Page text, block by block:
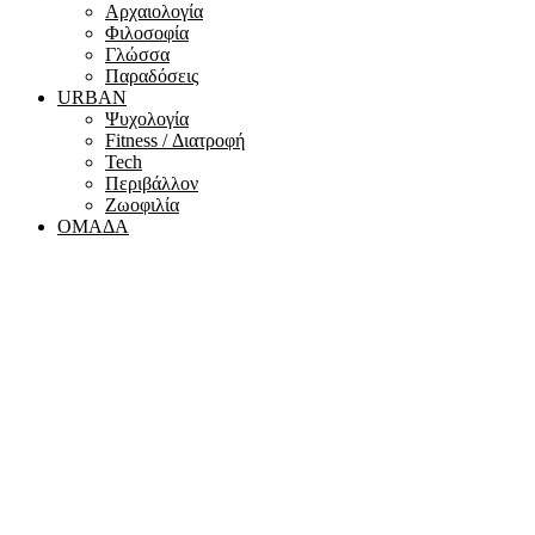
Αρχαιολογία
Φιλοσοφία
Γλώσσα
Παραδόσεις
URBAN
Ψυχολογία
Fitness / Διατροφή
Tech
Περιβάλλον
Ζωοφιλία
ΟΜΑΔΑ